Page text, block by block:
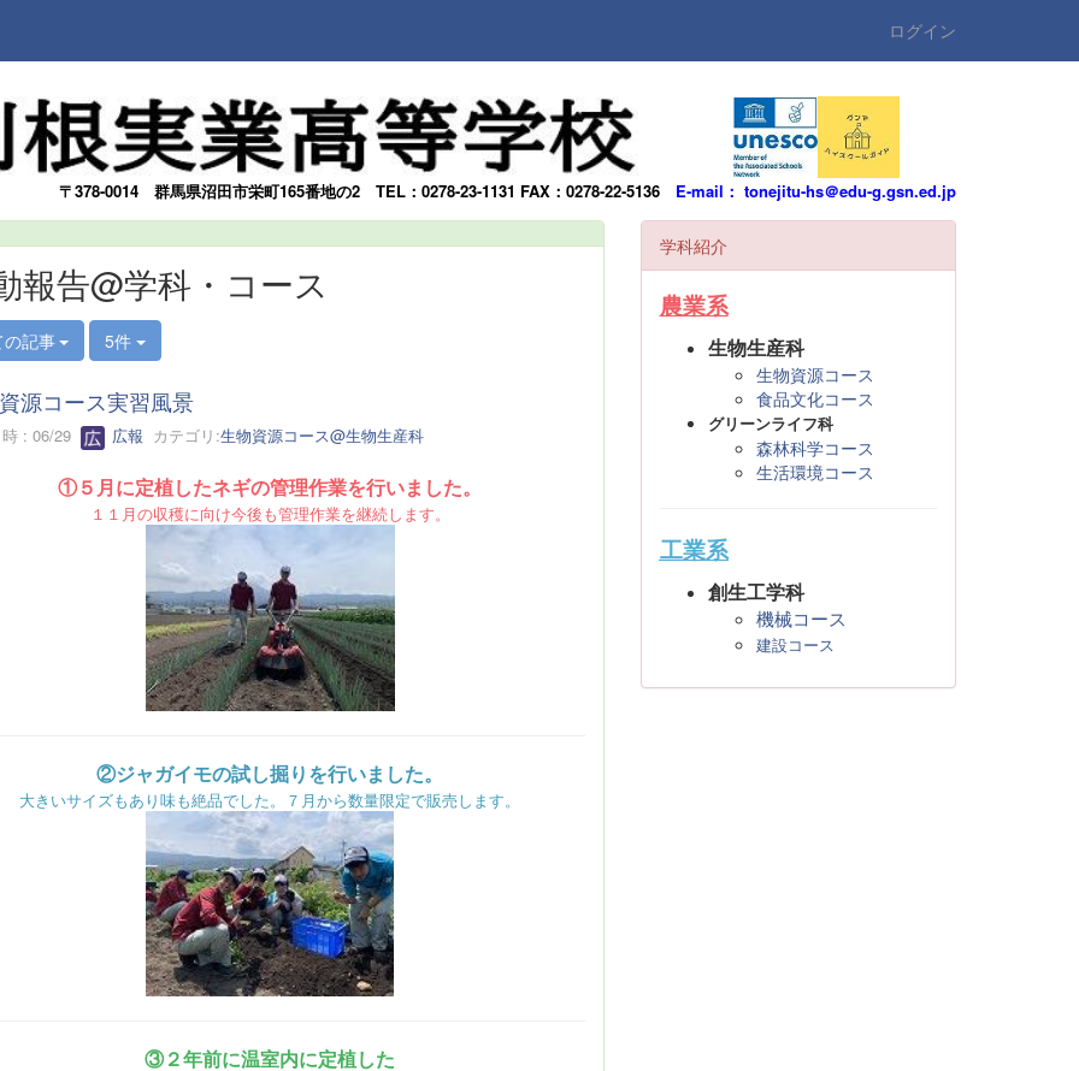
ログイン
〒378-0014 群馬県沼田市栄町165番地の2 TEL：0278-23-1131 FAX：0278-22-5136 E-mail： tonejitu-hs＠edu-g.gsn.ed.jp
報告@学科・コース
の記事 5件
源コース実習風景
: 06/29 広報 カテゴリ:生物資源コース@生物生産科
①５月に定植したネギの管理作業を行いました。
１１月の収穫に向け今後も管理作業を継続します。
②ジャガイモの試し掘りを行いました。
大きいサイズもあり味も絶品でした。７月から数量限定で販売します。
③２年前に温室内に定植した
学科紹介
農業系
生物生産科
生物資源コース
食品文化コース
グリーンライフ科
森林科学コース
生活環境コース
工業系
創生工学科
機械コース
建設コース